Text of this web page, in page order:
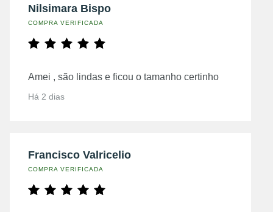
Nilsimara Bispo
COMPRA VERIFICADA
Amei , são lindas e ficou o tamanho certinho
Há 2 dias
Francisco Valricelio
COMPRA VERIFICADA